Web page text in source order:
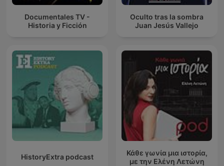
Documentales TV -
Historia y Ficción
Oculto tras la sombra
Juan Jesús Vallejo
HistoryExtra podcast
Κάθε γωνία μια ιστορία,
με την Ελένη Λετώνη